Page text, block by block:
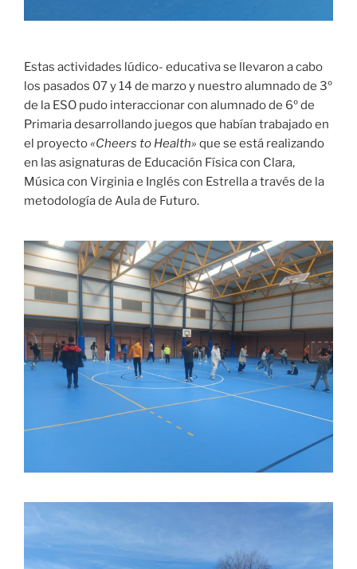
Estas actividades lúdico- educativa se llevaron a cabo
los pasados 07 y 14 de marzo y nuestro alumnado de 3º
de la ESO pudo interaccionar con alumnado de 6º de
Primaria desarrollando juegos que habían trabajado en
el proyecto«Cheers to Health» que se está realizando
en las asignaturas de Educación Física con Clara,
Música con Virginia e Inglés con Estrella a través de la
metodología de Aula de Futuro.